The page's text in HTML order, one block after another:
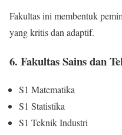
Fakultas ini membentuk
yang kritis dan adaptif.
6. Fakultas Sains dan
S1 Matematika
S1 Statistika
S1 Teknik Industri